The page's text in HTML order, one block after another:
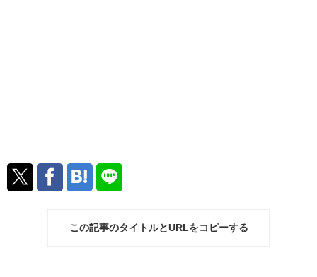
この記事のタイトルとURLをコピーする